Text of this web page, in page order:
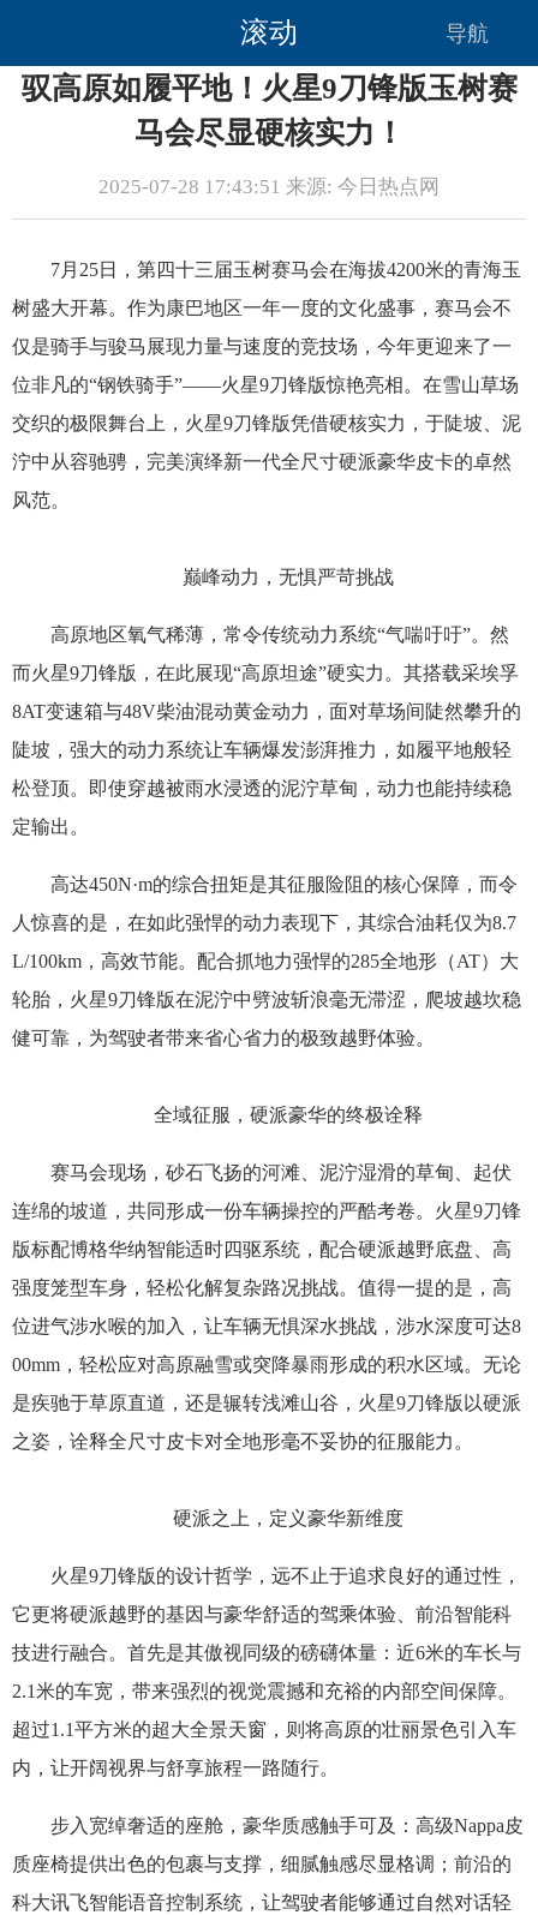
滚动 导航
驭高原如履平地！火星9刀锋版玉树赛
马会尽显硬核实力！
2025-07-28 17:43:51 来源: 今日热点网
7月25日，第四十三届玉树赛马会在海拔4200米的青海玉
树盛大开幕。作为康巴地区一年一度的文化盛事，赛马会不
仅是骑手与骏马展现力量与速度的竞技场，今年更迎来了一
位非凡的“钢铁骑手”——火星9刀锋版惊艳亮相。在雪山草场
交织的极限舞台上，火星9刀锋版凭借硬核实力，于陡坡、泥
泞中从容驰骋，完美演绎新一代全尺寸硬派豪华皮卡的卓然
风范。
巅峰动力，无惧严苛挑战
高原地区氧气稀薄，常令传统动力系统“气喘吁吁”。然
而火星9刀锋版，在此展现“高原坦途”硬实力。其搭载采埃孚
8AT变速箱与48V柴油混动黄金动力，面对草场间陡然攀升的
陡坡，强大的动力系统让车辆爆发澎湃推力，如履平地般轻
松登顶。即使穿越被雨水浸透的泥泞草甸，动力也能持续稳
定输出。
高达450N·m的综合扭矩是其征服险阻的核心保障，而令
人惊喜的是，在如此强悍的动力表现下，其综合油耗仅为8.7
L/100km，高效节能。配合抓地力强悍的285全地形（AT）大
轮胎，火星9刀锋版在泥泞中劈波斩浪毫无滞涩，爬坡越坎稳
健可靠，为驾驶者带来省心省力的极致越野体验。
全域征服，硬派豪华的终极诠释
赛马会现场，砂石飞扬的河滩、泥泞湿滑的草甸、起伏
连绵的坡道，共同形成一份车辆操控的严酷考卷。火星9刀锋
版标配博格华纳智能适时四驱系统，配合硬派越野底盘、高
强度笼型车身，轻松化解复杂路况挑战。值得一提的是，高
位进气涉水喉的加入，让车辆无惧深水挑战，涉水深度可达8
00mm，轻松应对高原融雪或突降暴雨形成的积水区域。无论
是疾驰于草原直道，还是辗转浅滩山谷，火星9刀锋版以硬派
之姿，诠释全尺寸皮卡对全地形毫不妥协的征服能力。
硬派之上，定义豪华新维度
火星9刀锋版的设计哲学，远不止于追求良好的通过性，
它更将硬派越野的基因与豪华舒适的驾乘体验、前沿智能科
技进行融合。首先是其傲视同级的磅礴体量：近6米的车长与
2.1米的车宽，带来强烈的视觉震撼和充裕的内部空间保障。
超过1.1平方米的超大全景天窗，则将高原的壮丽景色引入车
内，让开阔视界与舒享旅程一路随行。
步入宽绰奢适的座舱，豪华质感触手可及：高级Nappa皮
质座椅提供出色的包裹与支撑，细腻触感尽显格调；前沿的
科大讯飞智能语音控制系统，让驾驶者能够通过自然对话轻